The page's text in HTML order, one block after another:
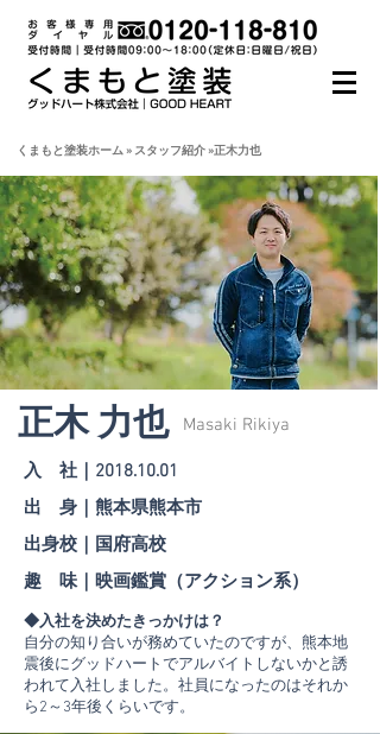
くまもと塗装ホーム» スタッフ紹介 »正木力也
正木 力也 ​Masaki Rikiya
入 社｜2018.10.01
出 身｜熊本県熊本市
出身校｜国府高校
趣 味｜映画鑑賞（アクション系）
​◆入社を決めたきっかけは？
自分の知り合いが務めていたのですが、熊本地
震後にグッドハートでアルバイトしないかと誘
われて入社しました。社員になったのはそれか
ら2～3年後くらいです。